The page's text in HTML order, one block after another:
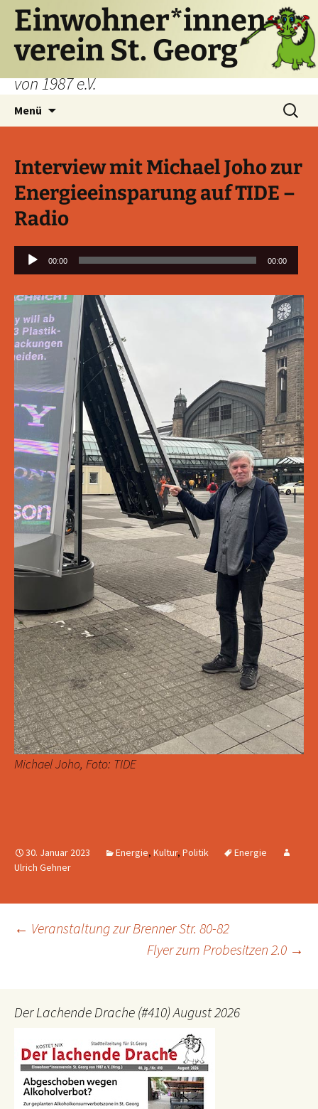
Einwohner*innen-
verein St. Georg
von 1987 e.V.
Menü
Suchen
nach:
Interview mit Michael Joho zur
Energieeinsparung auf TIDE –
Radio
Audio-
Player
00:00 00:00
Michael Joho, Foto: TIDE
30. Januar 2023 Energie, Kultur, Politik
Energie
Ulrich Gehner
Beitragsnavigation
← Veranstaltung zur Brenner Str. 80-82
Flyer zum Probesitzen 2.0 →
Der Lachende Drache (#410) August 2026